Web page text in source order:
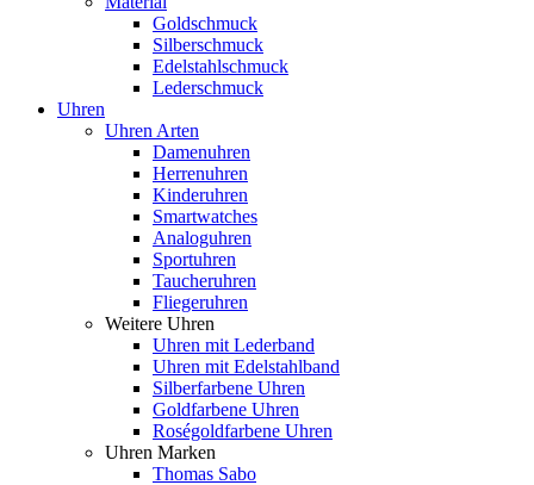
Goldschmuck
Silberschmuck
Edelstahlschmuck
Lederschmuck
Uhren
Uhren Arten
Damenuhren
Herrenuhren
Kinderuhren
Smartwatches
Analoguhren
Sportuhren
Taucheruhren
Fliegeruhren
Weitere Uhren
Uhren mit Lederband
Uhren mit Edelstahlband
Silberfarbene Uhren
Goldfarbene Uhren
Roségoldfarbene Uhren
Uhren Marken
Thomas Sabo